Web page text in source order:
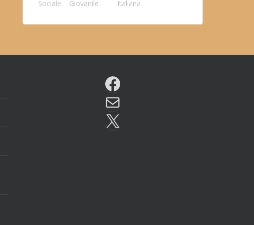
Sociale
Giovanile
Italiana
Facebook
Email
X